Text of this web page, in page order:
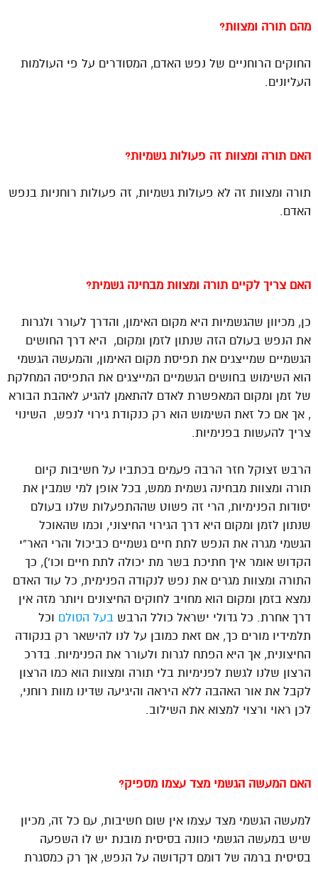
מהם תורה ומצוות?
החוקים הרוחניים של נפש האדם, המסודרים על פי העולמות
העליונים.
האם תורה ומצוות זה פעולות גשמיות?
תורה ומצוות זה לא פעולות גשמיות, זה פעולות רוחניות בנפש
האדם.
האם צריך לקיים תורה ומצוות מבחינה גשמית?
כן, מכיוון שהגשמיות היא מקום האימון, והדרך לעורר ולגרות
את הנפש בעולם הזה שנתון לזמן ומקום, היא דרך החושים
הגשמיים שמייצגים את תפיסת מקום האימון, והמעשה הגשמי
הוא השימוש בחושים הגשמיים המייצגים את התפיסה המחלקת
של זמן ומקום המאפשרת לאדם להתאמן להגיע לאהבת הבורא
, אך אם כל זאת השימוש הוא רק כנקודת גירוי לנפש, השינוי
צריך להעשות בפנימיות.
הרבש זצוקל חזר הרבה פעמים בכתביו על חשיבות קיום
תורה ומצוות מבחינה גשמית ממש, בכל אופן למי שמבין את
יסודות הפנימיות, הרי זה פשוט שההתפעלות שלנו בעולם
שנתון לזמן ומקום היא דרך הגירוי החיצוני, וכמו שהאוכל
הגשמי מגרה את הנפש לתת חיים גשמיים כביכול והרי האר”י
הקדוש אומר איך חתיכת בשר מת יכולה לתת חיים וכו’), כך
התורה ומצוות מגרים את נפש לנקודה הפנימית, כל עוד האדם
נמצא בזמן ומקום הוא מחויב לחוקים החיצונים ויותר מזה אין
דרך אחרת. כל גדולי ישראל כולל הרבש בעל הסולם וכל
תלמידיו מורים כך, אם זאת כמובן על לנו להישאר רק בנקודה
החיצונית, אך היא הפתח לגרות ולעורר את הפנימיות. בדרכ
הרצון שלנו לגשת לפנימיות בלי תורה ומצוות הוא כמו הרצון
לקבל את אור האהבה ללא היראה והיגיעה שדינו מוות רוחני,
לכן ראוי ורצוי למצוא את השילוב.
האם המעשה הגשמי מצד עצמו מספיק?
למעשה הגשמי מצד עצמו אין שום חשיבות, עם כל זה, מכיון
שיש במעשה הגשמי כוונה בסיסית מובנת יש לו השפעה
בסיסית ברמה של דומם דקדושה על הנפש, אך רק כמסגרת